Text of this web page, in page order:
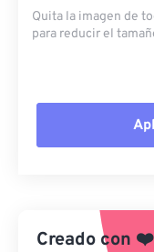
Quita la imagen de
para reducir el
Aplicar
Creado con ❤️